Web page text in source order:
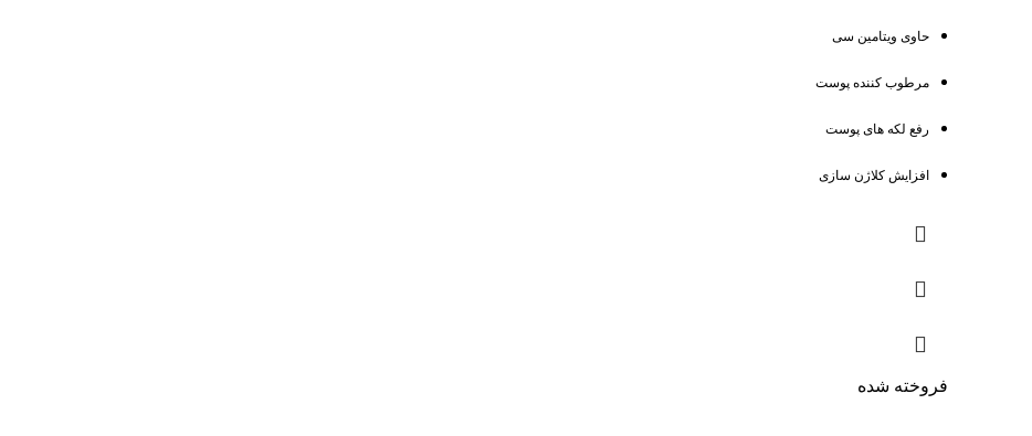
حاوی ویتامین سی
مرطوب کننده پوست
رفع لکه های پوست
افزایش کلاژن سازی
فروخته شده